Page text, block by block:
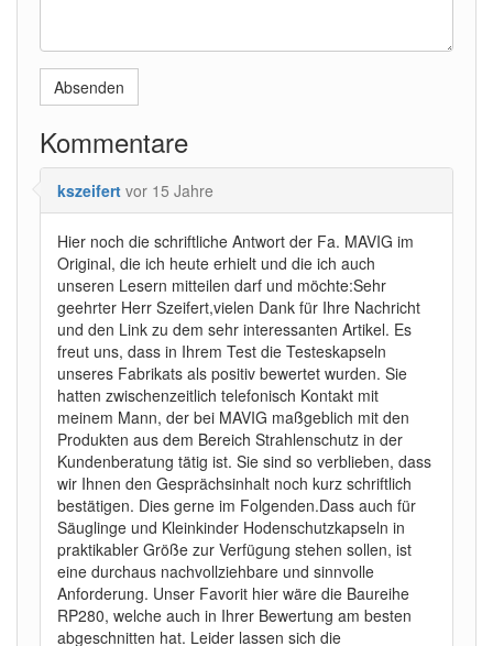
Absenden
Kommentare
kszeifert vor 15 Jahre
Hier noch die schriftliche Antwort der Fa. MAVIG im
Original, die ich heute erhielt und die ich auch
unseren Lesern mitteilen darf und möchte:Sehr
geehrter Herr Szeifert,vielen Dank für Ihre Nachricht
und den Link zu dem sehr interessanten Artikel. Es
freut uns, dass in Ihrem Test die Testeskapseln
unseres Fabrikats als positiv bewertet wurden. Sie
hatten zwischenzeitlich telefonisch Kontakt mit
meinem Mann, der bei MAVIG maßgeblich mit den
Produkten aus dem Bereich Strahlenschutz in der
Kundenberatung tätig ist. Sie sind so verblieben, dass
wir Ihnen den Gesprächsinhalt noch kurz schriftlich
bestätigen. Dies gerne im Folgenden.Dass auch für
Säuglinge und Kleinkinder Hodenschutzkapseln in
praktikabler Größe zur Verfügung stehen sollen, ist
eine durchaus nachvollziehbare und sinnvolle
Anforderung. Unser Favorit hier wäre die Baureihe
RP280, welche auch in Ihrer Bewertung am besten
abgeschnitten hat. Leider lassen sich die